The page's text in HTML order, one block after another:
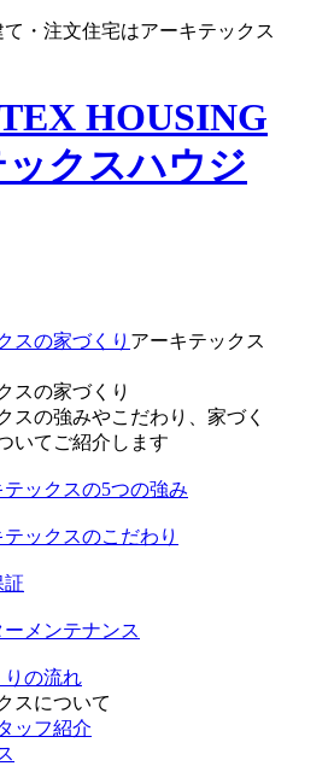
・注文住宅はアーキテックス
スの家づくり アーキテックス
スの家づくり
スの強みやこだわり、家づく
いてご紹介します
テックスの5つの強み
テックスのこだわり
証
ーメンテナンス
りの流れ
スについて
ッフ紹介